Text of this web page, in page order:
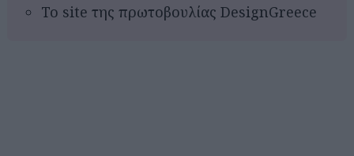
To site της πρωτοβουλίας DesignGreece